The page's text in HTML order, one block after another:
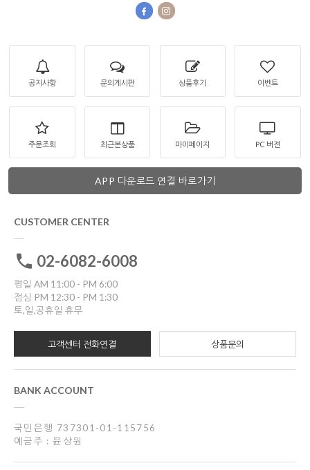
공지사항 문의게시판 상품후기 이벤트
주문조회 최근본상품 마이페이지 PC 버젼
APP 다운로드 연결 바로가기
CUSTOMER CENTER
02-6082-6008
평일 AM 11:00 - PM 6:00
점심 PM 12:30 - PM 1:30
토,일,공휴일 휴무
고객센터 전화연결 상품문의
BANK ACCOUNT
국민은행 737301-01-115756
예금주 : 윤상원